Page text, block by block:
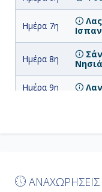
Ημέρα 7η
Ημέρα 8η
Ημέρα 9η
Ημέρα
12η
Εν